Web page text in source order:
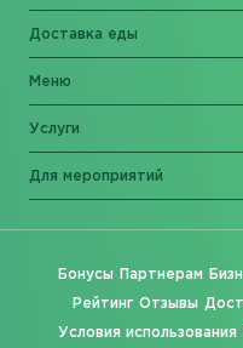
Доставка еды
Меню
Услуги
Для мероприятий
Бонусы Партнерам
Рейтинг Отзывы
Условия использования